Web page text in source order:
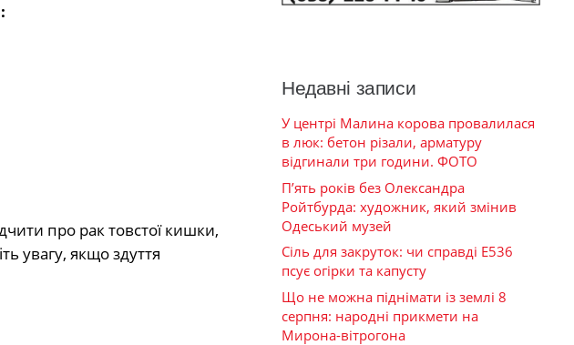
про рак товстої кишки,
увагу, якщо здуття
Недавні записи
У центрі Малина корова провалилася
в люк: бетон різали, арматуру
відгинали три години. ФОТО
П’ять років без Олександра
Ройтбурда: художник, який змінив
Одеський музей
Сіль для закруток: чи справді Е536
псує огірки та капусту
Що не можна піднімати із землі 8
серпня: народні прикмети на
Мирона-вітрогона